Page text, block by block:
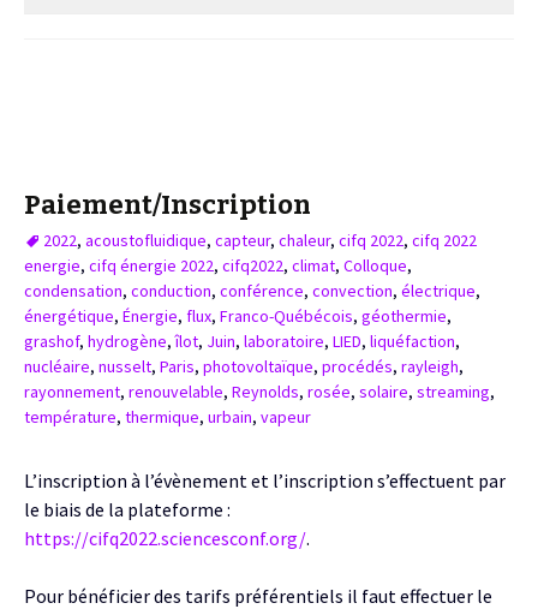
Paiement/Inscription
2022, acoustofluidique, capteur, chaleur, cifq 2022, cifq 2022
energie, cifq énergie 2022, cifq2022, climat, Colloque,
condensation, conduction, conférence, convection, électrique,
énergétique, Énergie, flux, Franco-Québécois, géothermie,
grashof, hydrogène,îlot, Juin, laboratoire, LIED, liquéfaction,
nucléaire, nusselt, Paris, photovoltaïque, procédés, rayleigh,
rayonnement, renouvelable, Reynolds, rosée, solaire, streaming,
température, thermique, urbain, vapeur
L’inscription à l’évènement et l’inscription s’effectuent par
le biais de la plateforme :
https://cifq2022.sciencesconf.org/.
Pour bénéficier des tarifs préférentiels il faut effectuer le